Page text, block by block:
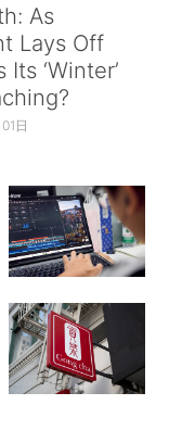
As
Lays Off
Its ‘Winter’
日